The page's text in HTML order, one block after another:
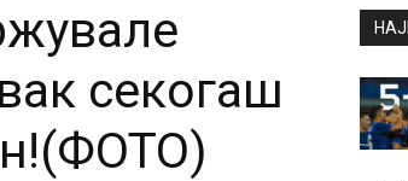
секогаш